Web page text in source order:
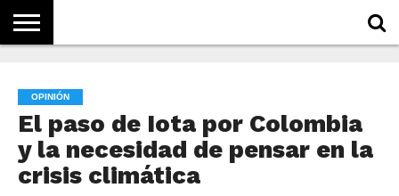
QUÉ
SE
ESTO?
OPINIÓN
El paso de Iota por Colombia
y la necesidad de pensar en la
crisis climática